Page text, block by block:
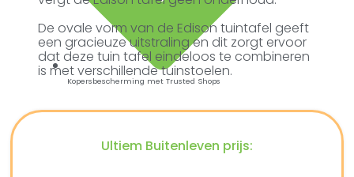
Kopersbescherming met Trusted Shops
De ovale vorm van de Edison tuintafel geeft
een gracieuze uitstraling en dit zorgt ervoor
dat deze tuin tafel eindeloos te combineren
is met verschillende tuinstoelen.
Ultiem Buitenleven prijs: